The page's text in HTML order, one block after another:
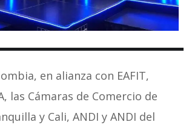
en alianza con EAFIT,
las Cámaras de Comercio de
y Cali, ANDI y ANDI del